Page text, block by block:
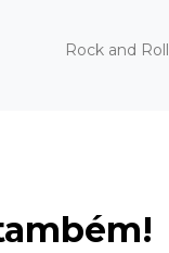
Rock and Roll